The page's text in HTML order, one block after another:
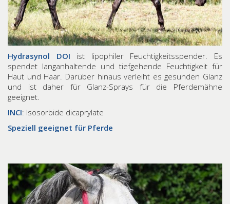
Hydrasynol DOI ist lipophiler Feuchtigkeitsspender. Es
spendet langanhaltende und tiefgehende Feuchtigkeit für
Haut und Haar. Darüber hinaus verleiht es gesunden Glanz
und ist daher für Glanz-Sprays für die Pferdemähne
geeignet.
INCI: Isosorbide dicaprylate
Speziell geeignet für Pferde